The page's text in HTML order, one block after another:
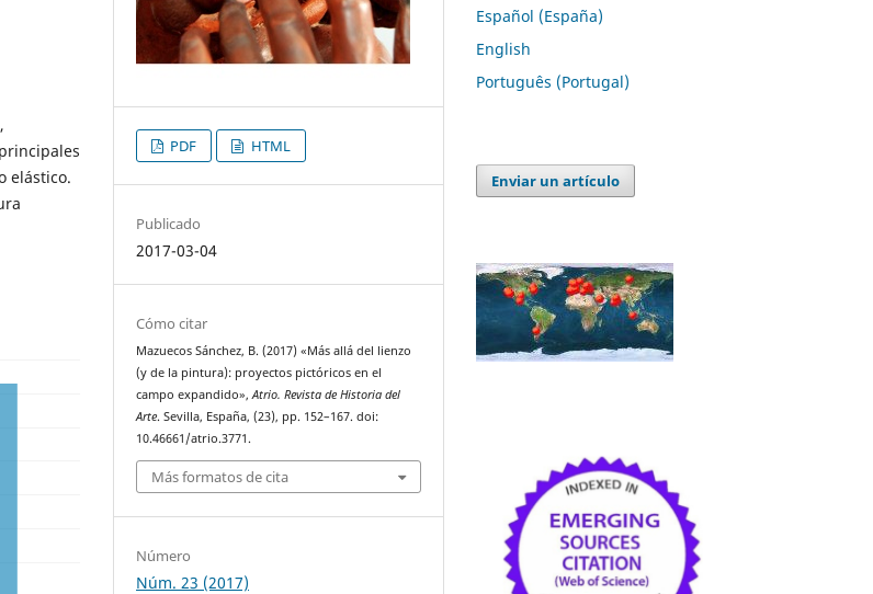
elástico.
PDF HTML
Publicado
2017-03-04
Cómo citar
Mazuecos Sánchez, B. (2017) «Más allá del lienzo
(y de la pintura): proyectos pictóricos en el
campo expandido»,Atrio. Revista de Historia del
Arte. Sevilla, España, (23), pp. 152–167. doi:
10.46661/atrio.3771.
Más formatos de cita
Número
Núm. 23 (2017)
Español (España)
English
Português (Portugal)
Enviar un artículo